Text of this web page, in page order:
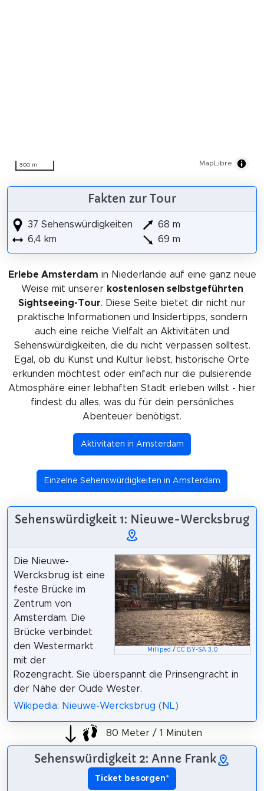
300 m MapLibre
Fakten zur Tour
37 Sehenswürdigkeiten
6,4 km
68 m
69 m
Erlebe Amsterdam in Niederlande auf eine ganz neue
Weise mit unserer kostenlosen selbstgeführten
Sightseeing-Tour. Diese Seite bietet dir nicht nur
praktische Informationen und Insidertipps, sondern
auch eine reiche Vielfalt an Aktivitäten und
Sehenswürdigkeiten, die du nicht verpassen solltest.
Egal, ob du Kunst und Kultur liebst, historische Orte
erkunden möchtest oder einfach nur die pulsierende
Atmosphäre einer lebhaften Stadt erleben willst - hier
findest du alles, was du für dein persönliches
Abenteuer benötigst.
Aktivitäten in Amsterdam
Einzelne Sehenswürdigkeiten in Amsterdam
Sehenswürdigkeit 1: Nieuwe-Wercksbrug
Milliped / CC BY-SA 3.0
Die Nieuwe-
Wercksbrug ist eine
feste Brücke im
Zentrum von
Amsterdam. Die
Brücke verbindet
den Westermarkt
mit der
Rozengracht. Sie überspannt die Prinsengracht in
der Nähe der Oude Wester.
Wikipedia: Nieuwe-Wercksbrug (NL)
80 Meter / 1 Minuten
Sehenswürdigkeit 2: Anne Frank
Ticket besorgen*